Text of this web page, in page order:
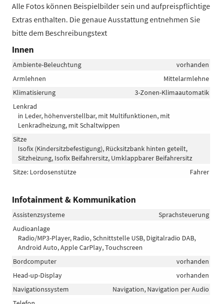
Alle Fotos können Beispielbilder sein und aufpreispflichtige
Extras enthalten. Die genaue Ausstattung entnehmen Sie
bitte dem Beschreibungstext
Innen
Ambiente-Beleuchtung
vorhanden
Armlehnen
Mittelarmlehne
Klimatisierung
3-Zonen-Klimaautomatik
Lenkrad
in Leder, höhenverstellbar, mit Multifunktionen, mit
Lenkradheizung, mit Schaltwippen
Sitze
Isofix (Kindersitzbefestigung), Rücksitzbank hinten geteilt,
Sitzheizung, Isofix Beifahrersitz, Umklappbarer Beifahrersitz
Sitze: Lordosenstütze
Fahrer
Infotainment & Kommunikation
Assistenzsysteme
Sprachsteuerung
Audioanlage
Radio/MP3-Player, Radio, Schnittstelle USB, Digitalradio DAB,
Android Auto, Apple CarPlay, Touchscreen
Bordcomputer
vorhanden
Head-up-Display
vorhanden
Navigationssystem
Navigation, Navigation per Audio